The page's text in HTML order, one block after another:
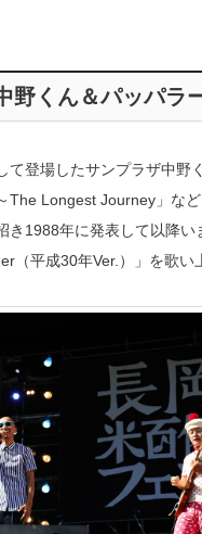
野くん＆パッパラ
て登場したサンプラザ中野
The Longest Journey」など
き1988年に発表して以降い
（平成30年Ver.）」を歌い